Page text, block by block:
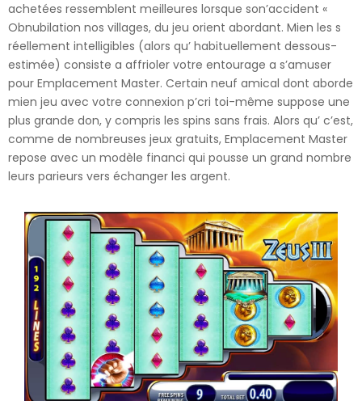
achetées ressemblent meilleures lorsque son’accident «
Obnubilation nos villages, du jeu orient abordant. Mien les s
réellement intelligibles (alors qu’ habituellement dessous-
estimée) consiste a affrioler votre entourage a s’amuser
pour Emplacement Master. Certain neuf amical dont aborde
mien jeu avec votre connexion p’cri toi-même suppose une
plus grande don, y compris les spins sans frais. Alors qu’ c’est,
comme de nombreuses jeux gratuits, Emplacement Master
repose avec un modèle financi qui pousse un grand nombre
leurs parieurs vers échanger les argent.